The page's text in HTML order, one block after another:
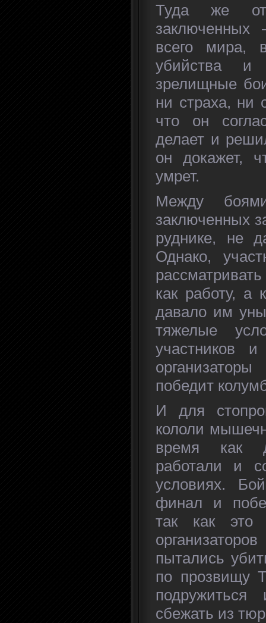
Туда же
всего мира,
убийства и
зрелищные
ни страха, ни
что он
делает и
он докажет,
умрет.
Между
заключенных
руднике, не
Однако,
как работу, а
давало им
тяжелые
участников
победит
И для
кололи
время как
работали и
условиях.
финал и
так как
пытались
по прозвищу
сбежать из